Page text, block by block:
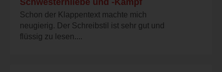
Schon der Klappentext machte mich
neugierig. Der Schreibstil ist sehr gut und
flüssig zu lesen....